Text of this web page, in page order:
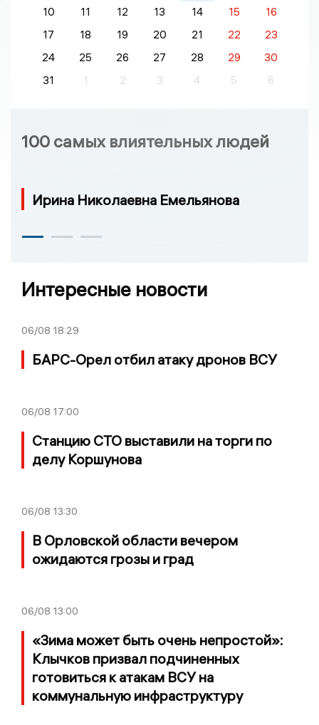
10 11 12 13 14 15
16
17
18 19 20 21 22
23
24
25 26 27 28 29
30
31
1 2 3 4 5 6
100 самых влиятельных людей
Ирина Николаевна Емельянова
Интересные новости
06/08 18:29
БАРС-Орел отбил атаку дронов ВСУ
06/08 17:00
Станцию СТО выставили на торги по
делу Коршунова
06/08 13:30
В Орловской области вечером
ожидаются грозы и град
06/08 13:00
«Зима может быть очень непростой»:
Клычков призвал подчиненных
готовиться к атакам ВСУ на
коммунальную инфраструктуру